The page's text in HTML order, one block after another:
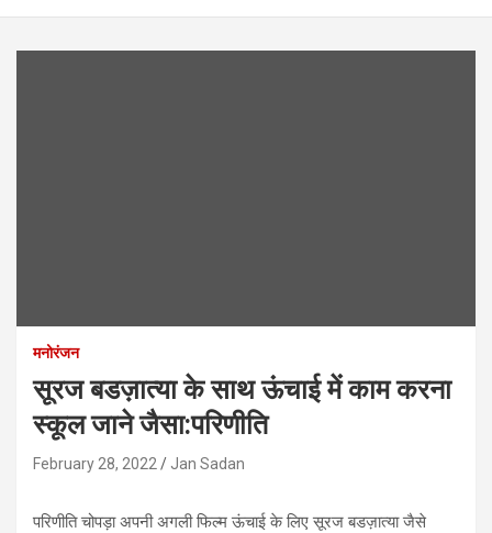
मनोरंजन
सूरज बडज़ात्या के साथ ऊंचाई में काम करना
स्कूल जाने जैसा:परिणीति
February 28, 2022 Jan Sadan
परिणीति चोपड़ा अपनी अगली फिल्म ऊंचाई के लिए सूरज बडज़ात्या जैसे